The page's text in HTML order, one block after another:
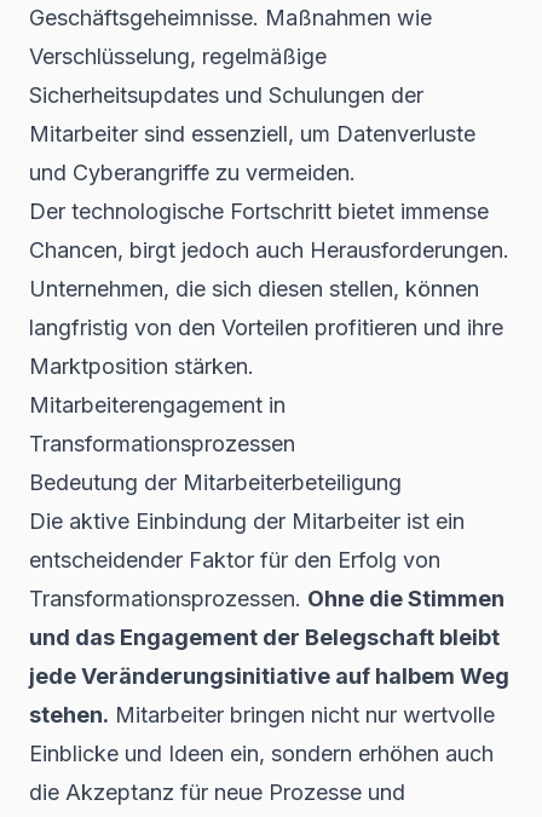
Geschäftsgeheimnisse. Maßnahmen wie
Verschlüsselung, regelmäßige
Sicherheitsupdates und Schulungen der
Mitarbeiter sind essenziell, um Datenverluste
und Cyberangriffe zu vermeiden.
Der technologische Fortschritt bietet immense
Chancen, birgt jedoch auch Herausforderungen.
Unternehmen, die sich diesen stellen, können
langfristig von den Vorteilen profitieren und ihre
Marktposition stärken.
Mitarbeiterengagement in
Transformationsprozessen
Bedeutung der Mitarbeiterbeteiligung
Die aktive Einbindung der Mitarbeiter ist ein
entscheidender Faktor für den Erfolg von
Transformationsprozessen. Ohne die Stimmen
und das Engagement der Belegschaft bleibt
jede Veränderungsinitiative auf halbem Weg
stehen. Mitarbeiter bringen nicht nur wertvolle
Einblicke und Ideen ein, sondern erhöhen auch
die Akzeptanz für neue Prozesse und